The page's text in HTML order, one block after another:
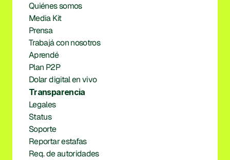
Quiénes somos
Media Kit
Prensa
Trabajá con nosotros
Aprendé
Plan P2P
Dolar digital en vivo
Transparencia
Legales
Status
Soporte
Reportar estafas
Req. de autoridades